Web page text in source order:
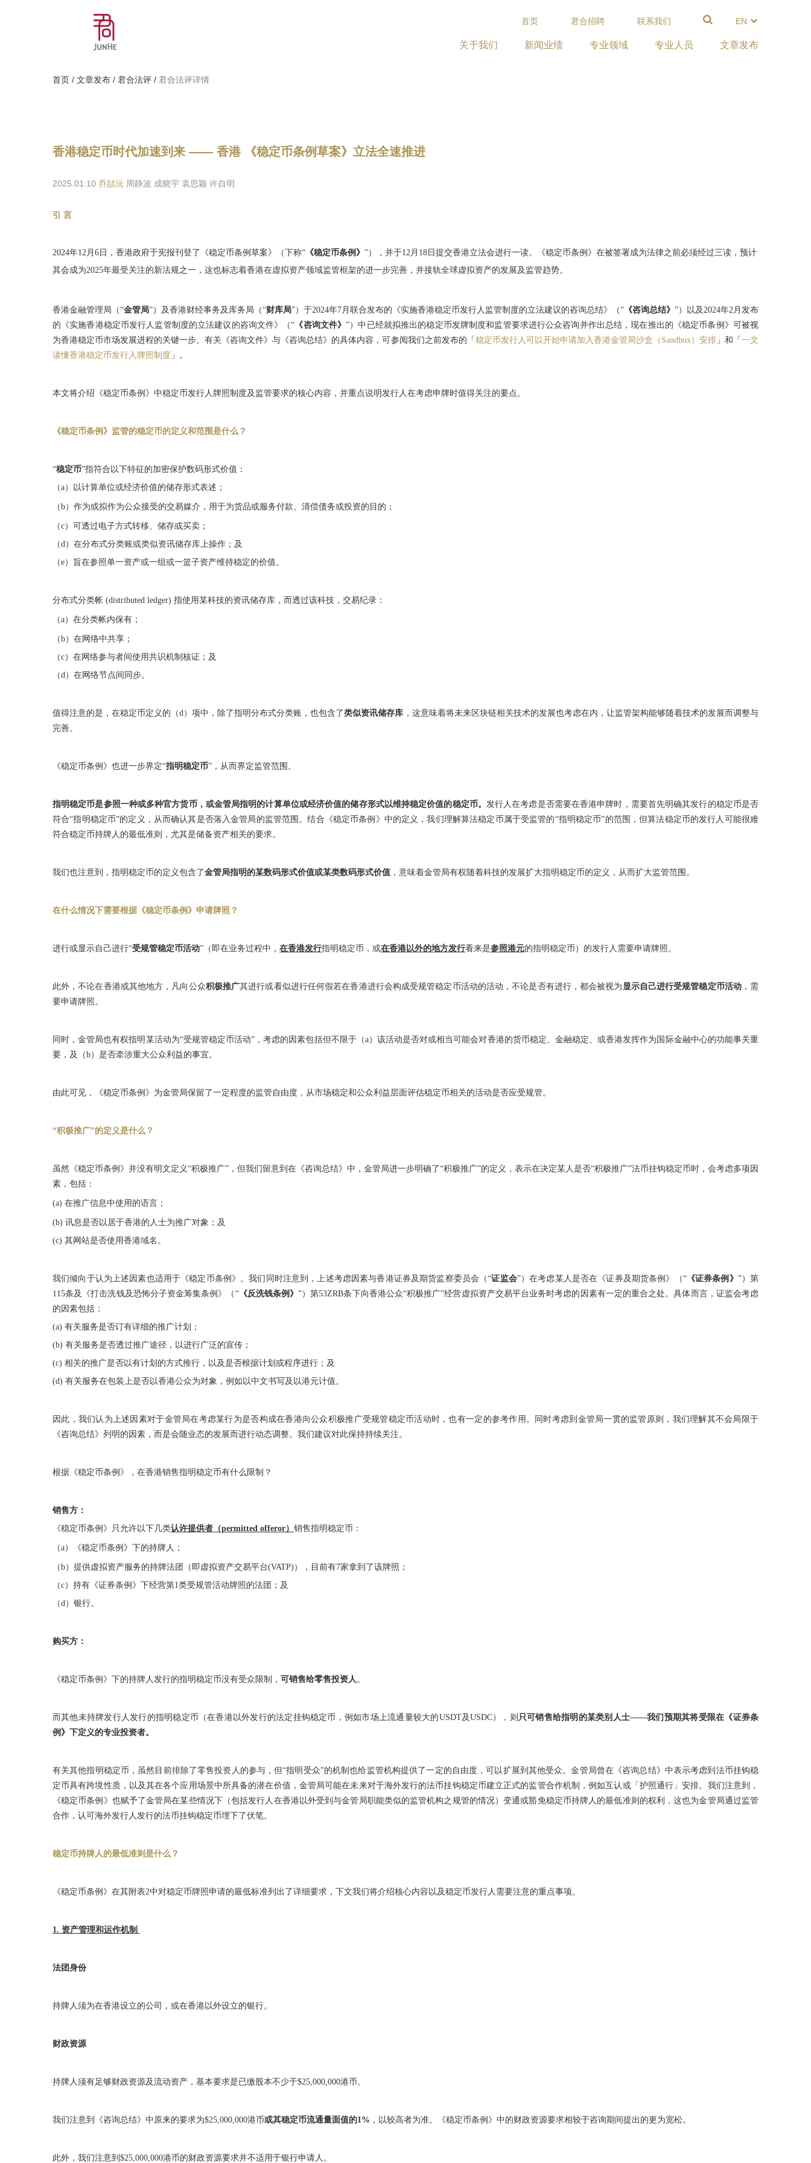
EN
首页 君合招聘 联系我们
关于我们 新闻业绩 专业领域 专业人员 文章发布
首页 / 文章发布 / 君合法评 / 君合法评详情
香港稳定币时代加速到来 —— 香港 《稳定币条例草案》立法全速推进
2025.01.10 乔喆沅 周静波 成晓宇 袁思颖 许自明
引 言
2024年12月6日，香港政府于宪报刊登了《稳定币条例草案》（下称“ 《稳定币条例》 ”），并于12月18日提交香港立法会进行一读。《稳定币条例》在被签署成为法律之前必须经过三读，预计
其会成为2025年最受关注的新法规之一，这也标志着香港在虚拟资产领域监管框架的进一步完善，并接轨全球虚拟资产的发展及监管趋势。
香港金融管理局（“金管局”）及香港财经事务及库务局（“财库局”）于2024年7月联合发布的《实施香港稳定币发行人监管制度的立法建议的咨询总结》（“ 《咨询总结》 ”）以及2024年2月发布
的《实施香港稳定币发行人监管制度的立法建议的咨询文件》（“ 《咨询文件》”）中已经就拟推出的稳定币发牌制度和监管要求进行公众咨询并作出总结，现在推出的《稳定币条例》可被视
为香港稳定币市场发展进程的关键一步。有关《咨询文件》与《咨询总结》的具体内容，可参阅我们之前发布的「 稳定币发行人可以开始申请加入香港金管局沙盒（Sandbox）安排」和「 一文
读懂香港稳定币发行人牌照制度 」。
本文将介绍《稳定币条例》中稳定币发行人牌照制度及监管要求的核心内容，并重点说明发行人在考虑申牌时值得关注的要点。
《稳定币条例》监管的稳定币的定义和范围是什么？
“稳定币”指符合以下特征的加密保护数码形式价值：
（a）以计算单位或经济价值的储存形式表述；
（b）作为或拟作为公众接受的交易媒介，用于为货品或服务付款、清偿债务或投资的目的；
（c）可透过电子方式转移、储存或买卖；
（d）在分布式分类账或类似资讯储存库上操作；及
（e）旨在参照单一资产或一组或一篮子资产维持稳定的价值。
分布式分类帐 (distributed ledger) 指使用某科技的资讯储存库，而透过该科技，交易纪录：
（a）在分类帐内保有；
（b）在网络中共享；
（c）在网络参与者间使用共识机制核证；及
（d）在网络节点间同步。
值得注意的是，在稳定币定义的（d）项中，除了指明分布式分类账，也包含了类似资讯储存库 ，这意味着将未来区块链相关技术的发展也考虑在内，让监管架构能够随着技术的发展而调整与
完善。
《稳定币条例》也进一步界定“指明稳定币”，从而界定监管范围。
指明稳定币是参照一种或多种官方货币，或金管局指明的计算单位或经济价值的储存形式以维持稳定价值的稳定币。 发行人在考虑是否需要在香港申牌时，需要首先明确其发行的稳定币是否
符合“指明稳定币”的定义，从而确认其是否落入金管局的监管范围。结合《稳定币条例》中的定义，我们理解算法稳定币属于受监管的“指明稳定币”的范围，但算法稳定币的发行人可能很难
符合稳定币持牌人的最低准则，尤其是储备资产相关的要求。
我们也注意到，指明稳定币的定义包含了金管局指明的某数码形式价值或某类数码形式价值 ，意味着金管局有权随着科技的发展扩大指明稳定币的定义，从而扩大监管范围。
在什么情况下需要根据《稳定币条例》申请牌照？
进行或显示自己进行“受规管稳定币活动”（即在业务过程中， 在香港发行指明稳定币，或在香港以外的地方发行看来是参照港元的指明稳定币）的发行人需要申请牌照。
此外，不论在香港或其他地方，凡向公众积极推广其进行或看似进行任何假若在香港进行会构成受规管稳定币活动的活动，不论是否有进行，都会被视为显示自己进行受规管稳定币活动，需
要申请牌照。
同时，金管局也有权指明某活动为“受规管稳定币活动”，考虑的因素包括但不限于（a）该活动是否对或相当可能会对香港的货币稳定、金融稳定、或香港发挥作为国际金融中心的功能事关重
要，及（b）是否牵涉重大公众利益的事宜。
由此可见，《稳定币条例》为金管局保留了一定程度的监管自由度，从市场稳定和公众利益层面评估稳定币相关的活动是否应受规管。
“积极推广”的定义是什么？
虽然《稳定币条例》并没有明文定义“积极推广”，但我们留意到在《咨询总结》中，金管局进一步明确了“积极推广”的定义，表示在决定某人是否“积极推广”法币挂钩稳定币时，会考虑多项因
素，包括：
(a) 在推广信息中使用的语言；
(b) 讯息是否以居于香港的人士为推广对象；及
(c) 其网站是否使用香港域名。
我们倾向于认为上述因素也适用于《稳定币条例》。我们同时注意到，上述考虑因素与香港证券及期货监察委员会（“证监会”）在考虑某人是否在《证券及期货条例》（“《证券条例》 ”）第
115条及《打击洗钱及恐怖分子资金筹集条例》（“《反洗钱条例》”）第53ZRB条下向香港公众“积极推广”经营虚拟资产交易平台业务时考虑的因素有一定的重合之处。具体而言，证监会考虑
的因素包括：
(a) 有关服务是否订有详细的推广计划；
(b) 有关服务是否透过推广途径，以进行广泛的宣传；
(c) 相关的推广是否以有计划的方式推行，以及是否根据计划或程序进行；及
(d) 有关服务在包装上是否以香港公众为对象，例如以中文书写及以港元计值。
因此，我们认为上述因素对于金管局在考虑某行为是否构成在香港向公众积极推广受规管稳定币活动时，也有一定的参考作用。同时考虑到金管局一贯的监管原则，我们理解其不会局限于
《咨询总结》列明的因素，而是会随业态的发展而进行动态调整。我们建议对此保持持续关注。
根据《稳定币条例》，在香港销售指明稳定币有什么限制？
销售方：
《稳定币条例》只允许以下几类认许提供者（permitted offeror） 销售指明稳定币：
（a）《稳定币条例》下的持牌人；
（b）提供虚拟资产服务的持牌法团（即虚拟资产交易平台(VATP)），目前有7家拿到了该牌照；
（c）持有《证券条例》下经营第1类受规管活动牌照的法团；及
（d）银行。
购买方：
《稳定币条例》下的持牌人发行的指明稳定币没有受众限制， 可销售给零售投资人。
而其他未持牌发行人发行的指明稳定币（在香港以外发行的法定挂钩稳定币，例如市场上流通量较大的USDT及USDC），则 只可销售给指明的某类别人士——我们预期其将受限在《证券条
例》下定义的专业投资者。
有关其他指明稳定币，虽然目前排除了零售投资人的参与，但“指明受众”的机制也给监管机构提供了一定的自由度，可以扩展到其他受众。金管局曾在《咨询总结》中表示考虑到法币挂钩稳
定币具有跨境性质，以及其在各个应用场景中所具备的潜在价值，金管局可能在未来对于海外发行的法币挂钩稳定币建立正式的监管合作机制，例如互认或「护照通行」安排。我们注意到，
《稳定币条例》也赋予了金管局在某些情况下（包括发行人在香港以外受到与金管局职能类似的监管机构之规管的情况）变通或豁免稳定币持牌人的最低准则的权利，这也为金管局通过监管
合作，认可海外发行人发行的法币挂钩稳定币埋下了伏笔。
稳定币持牌人的最低准则是什么？
《稳定币条例》在其附表2中对稳定币牌照申请的最低标准列出了详细要求，下文我们将介绍核心内容以及稳定币发行人需要注意的重点事项。
1. 资产管理和运作机制
法团身份
持牌人须为在香港设立的公司，或在香港以外设立的银行。
财政资源
持牌人须有足够财政资源及流动资产，基本要求是已缴股本不少于$25,000,000港币。
我们注意到《咨询总结》中原来的要求为$25,000,000港币或其稳定币流通量面值的1% ，以较高者为准。《稳定币条例》中的财政资源要求相较于咨询期间提出的更为宽松。
此外，我们注意到$25,000,000港币的财政资源要求并不适用于银行申请人。